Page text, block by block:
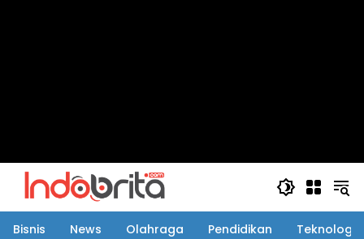
Bisnis News Olahraga Pendidikan Teknologi